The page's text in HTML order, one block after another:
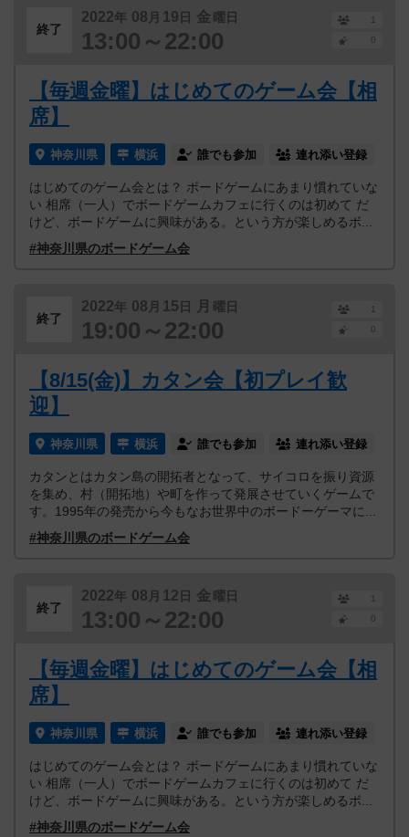
終了
2022年 08 月 19 日 金曜日
13:00～22:00
1
0
【毎週金曜】はじめてのゲーム会【相
席】
神奈川県 横浜 誰でも参加 連れ添い登録
はじめてのゲーム会とは？ ボードゲームにあまり慣れていな
い 相席（一人）でボードゲームカフェに行くのは初めて だ
けど、ボードゲームに興味がある。という方が楽しめるボ...
#神奈川県のボードゲーム会
終了
2022年 08 月 15 日 月 曜日
19:00～22:00
1
0
【8/15(金)】カタン会【初プレイ歓
迎】
神奈川県 横浜 誰でも参加 連れ添い登録
カタンとはカタン島の開拓者となって、サイコロを振り資源
を集め、村（開拓地）や町を作って発展させていくゲームで
す。1995年の発売から今もなお世界中のボードーゲーマに...
#神奈川県のボードゲーム会
終了
2022年 08 月 12 日 金曜日
13:00～22:00
1
0
【毎週金曜】はじめてのゲーム会【相
席】
神奈川県 横浜 誰でも参加 連れ添い登録
はじめてのゲーム会とは？ ボードゲームにあまり慣れていな
い 相席（一人）でボードゲームカフェに行くのは初めて だ
けど、ボードゲームに興味がある。という方が楽しめるボ...
#神奈川県のボードゲーム会